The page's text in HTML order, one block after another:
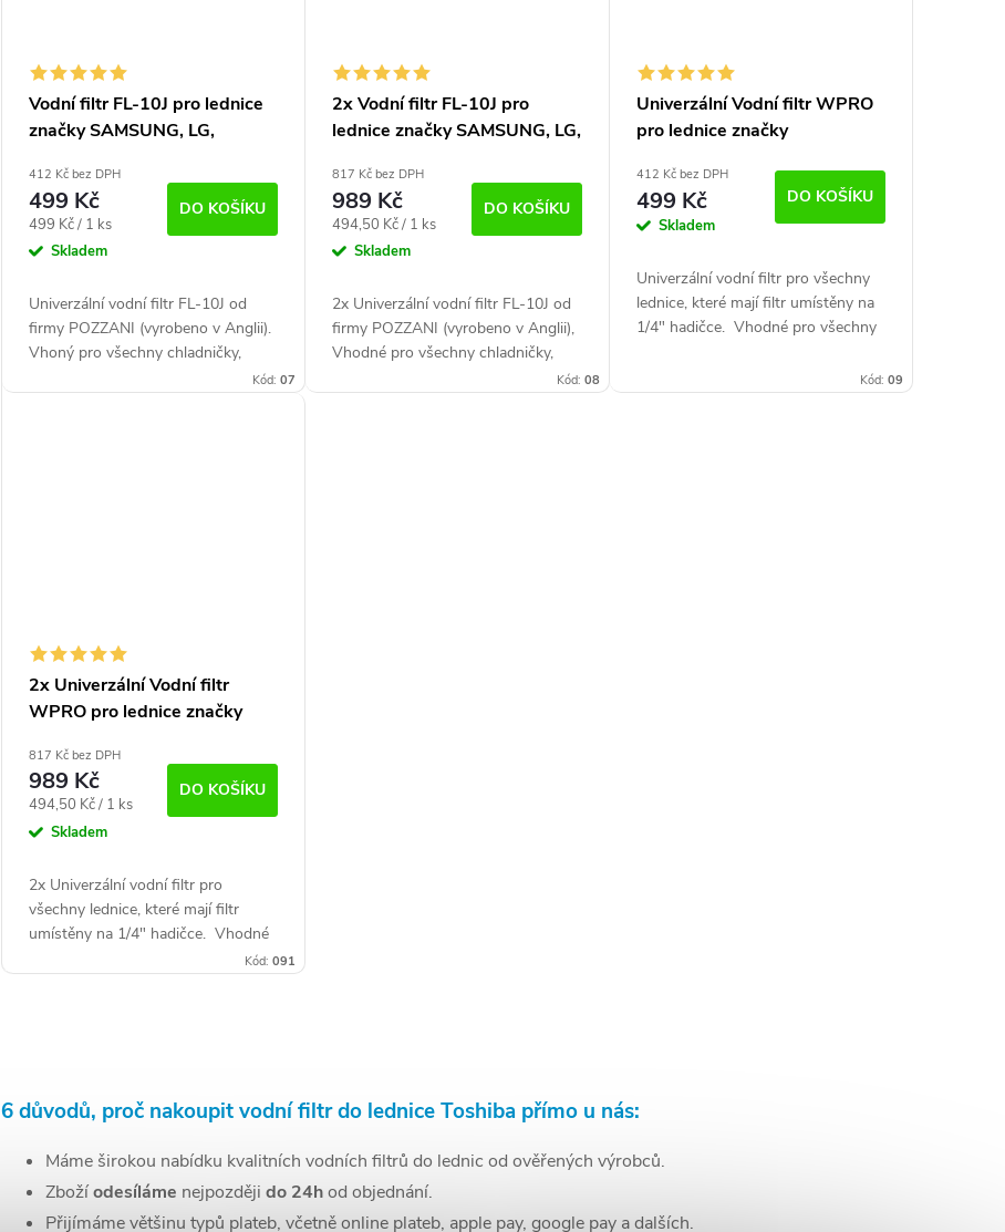
Vodní filtr FL-10J pro lednice
značky SAMSUNG, LG,
412 Kč bez DPH
499 Kč
Měrná
cena:
499 Kč / 1 ks
Skladem
DO KOŠÍKU
Univerzální vodní filtr FL-10J od
firmy POZZANI (vyrobeno v Anglii).
Vhoný pro všechny chladničky,
které mají filtr umístěný na hadičceKód:07
2x Vodní filtr FL-10J pro
lednice značky SAMSUNG, LG,
817 Kč bez DPH
989 Kč
Měrná
cena:
494,50 Kč / 1 ks
Skladem
DO KOŠÍKU
2x Univerzální vodní filtr FL-10J od
firmy POZZANI (vyrobeno v Anglii),
Vhodné pro všechny chladničky,
které mají filtr umístěný na hadičce
Kód: 08
Univerzální Vodní filtr WPRO
pro lednice značky
další
412 Kč bez DPH
499 Kč
Skladem
DO KOŠÍKU
Univerzální vodní filtr pro všechny
lednice, které mají filtr umístěny na
1/4" hadičce. Vhodné pro všechny
umístěným na přívodní hadičce,...Kód: 09
2x Univerzální Vodní filtr
WPRO pro lednice značky
817 Kč bez DPH
989 Kč
Měrná
cena:
494,50 Kč / 1 ks
Skladem
DO KOŠÍKU
2x Univerzální vodní filtr pro
všechny lednice, které mají filtr
umístěny na 1/4" hadičce. Vhodné
pro všechny americké chladničky s
Kód:091
v
6 důvodů, proč nakoupitvodní filtr do lednice Toshiba přímo u nás:
Máme širokou nabídku kvalitních vodních filtrů do lednic od ověřených výrobců.
Zbožíodesíláme nejpozději do 24hod objednání.
Přijímáme většinu typů plateb, včetně online plateb, apple pay, google pay a dalších.